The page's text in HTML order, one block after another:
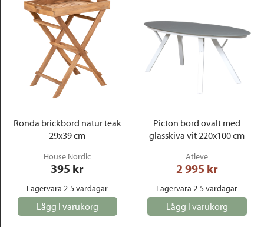
Ronda brickbord natur teak
29x39 cm
House Nordic
395 kr
Lagervara 2-5 vardagar
Lägg i varukorg
Picton bord ovalt med
glasskiva vit 220x100 cm
Atleve
2 995 kr
Lagervara 2-5 vardagar
Lägg i varukorg